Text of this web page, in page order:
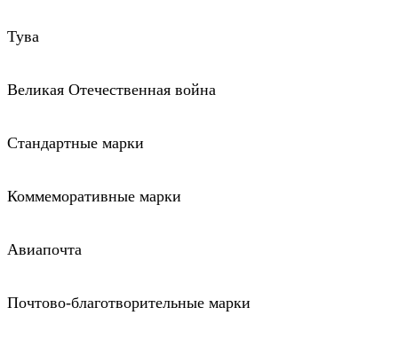
Тува
Великая Отечественная война
Стандартные марки
Коммеморативные марки
Авиапочта
Почтово-благотворительные марки